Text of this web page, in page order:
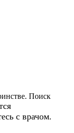
Поиск
с врачом.